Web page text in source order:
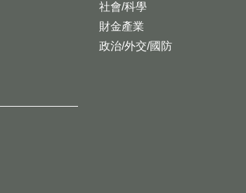
社會/科學
財金產業
政治/外交/國防